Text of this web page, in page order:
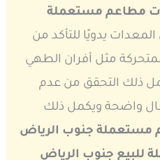
مطاعم مستعملة
يدويًا للتأكد من
مثل أفران الطهي
ذلك التحقق من عدم
واضحة ويكمل ذلك
مستعملة جنوب الرياض
جنوب الرياض